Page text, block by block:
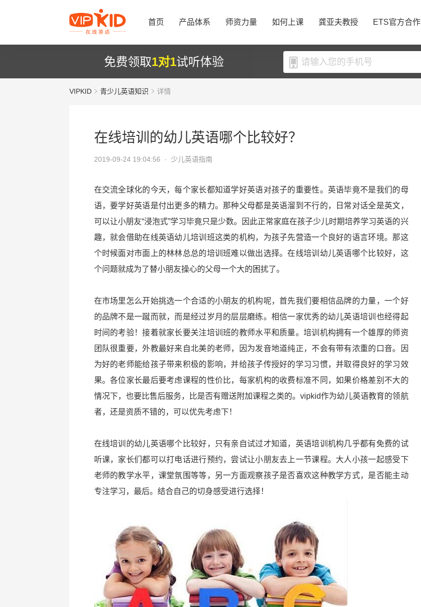
首页 产品体系 师资力量 如何上课 龚亚夫教授 ETS官方合作
免费领取1对1试听体验
VIPKID 青少儿英语知识 详情
在线培训的幼儿英语哪个比较好？
2019-09-24 19:04:56 · 少儿英语指南
在交流全球化的今天，每个家长都知道学好英语对孩子的重要性。英语毕竟不是我们的母
语，要学好英语是付出更多的精力。那种父母都是英语溜到不行的，日常对话全是英文，
可以让小朋友“浸泡式”学习毕竟只是少数。因此正常家庭在孩子少儿时期培养学习英语的兴
趣，就会借助在线英语幼儿培训班这类的机构，为孩子先营造一个良好的语言环境。那这
个时候面对市面上的林林总总的培训班难以做出选择。在线培训幼儿英语哪个比较好，这
个问题就成为了替小朋友操心的父母一个大的困扰了。
在市场里怎么开始挑选一个合适的小朋友的机构呢，首先我们要相信品牌的力量，一个好
的品牌不是一蹴而就，而是经过岁月的层层磨练。相信一家优秀的幼儿英语培训也经得起
时间的考验！接着就家长要关注培训班的教师水平和质量。培训机构拥有一个雄厚的师资
团队很重要，外教最好来自北美的老师，因为发音地道纯正，不会有带有浓重的口音。因
为好的老师能给孩子带来积极的影响，并给孩子传授好的学习习惯，并取得良好的学习效
果。各位家长最后要考虑课程的性价比，每家机构的收费标准不同，如果价格差别不大的
情况下，也要比售后服务，比是否有赠送附加课程之类的。vipkid作为幼儿英语教育的领航
者，还是资质不错的，可以优先考虑下！
在线培训的幼儿英语哪个比较好，只有亲自试过才知道，英语培训机构几乎都有免费的试
听课，家长们都可以打电话进行预约，尝试让小朋友去上一节课程。大人小孩一起感受下
老师的教学水平，课堂氛围等等，另一方面观察孩子是否喜欢这种教学方式，是否能主动
专注学习，最后。结合自己的切身感受进行选择！